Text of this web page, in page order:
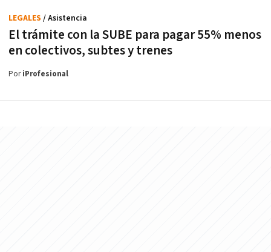
El trámite con la SUBE para pagar 55% menos
en colectivos, subtes y trenes
LEGALES / Asistencia
PoriProfesional